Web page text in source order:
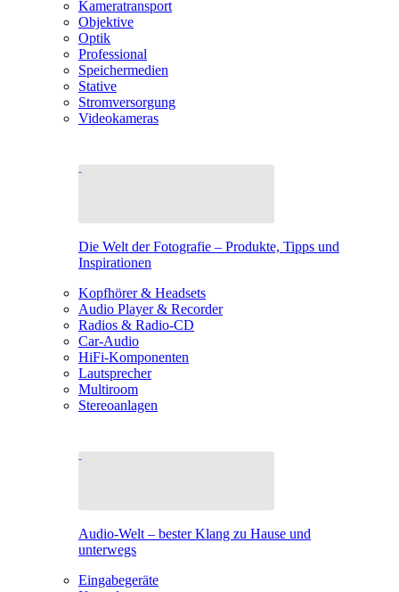
Kameratransport
Objektive
Optik
Professional
Speichermedien
Stative
Stromversorgung
Videokameras
Die Welt der Fotografie – Produkte, Tipps und
Inspirationen
Kopfhörer & Headsets
Audio Player & Recorder
Radios & Radio-CD
Car-Audio
HiFi-Komponenten
Lautsprecher
Multiroom
Stereoanlagen
Audio-Welt – bester Klang zu Hause und
unterwegs
Eingabegeräte